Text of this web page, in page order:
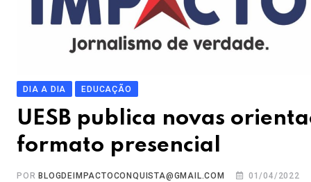
DIA A DIA EDUCAÇÃO
UESB publica novas
formato presencial
POR BLOGDEIMPACTOCONQUISTA@GMAIL.COM 01/04/2022